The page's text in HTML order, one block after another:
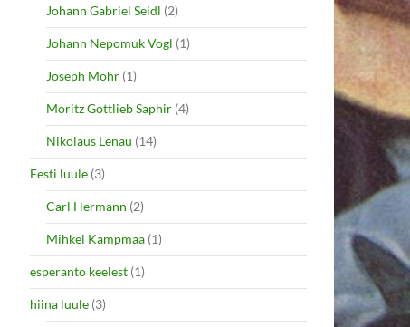
Johann Gabriel Seidl (2)
Johann Nepomuk Vogl (1)
Joseph Mohr (1)
Moritz Gottlieb Saphir (4)
Nikolaus Lenau (14)
Eesti luule (3)
Carl Hermann (2)
Mihkel Kampmaa (1)
esperanto keelest (1)
hiina luule (3)